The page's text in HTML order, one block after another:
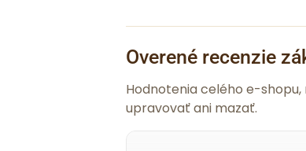
Overené recenzie
Hodnotenia celého e-
upravovať ani mazať.